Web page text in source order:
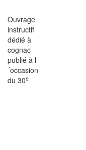
Ouvrage
instructif
dédié à
cognac
publié à l
´occasion
du 30e